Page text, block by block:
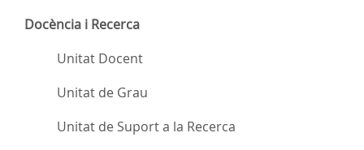
Docència i Recerca
Unitat Docent
Unitat de Grau
Unitat de Suport a la Recerca